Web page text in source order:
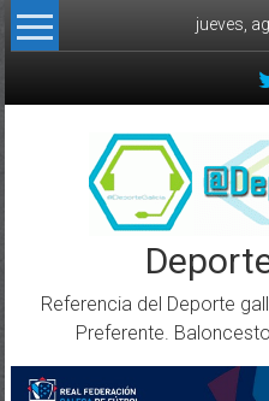
Skip to content
jueves,
Referencia del Deporte
Preferente.